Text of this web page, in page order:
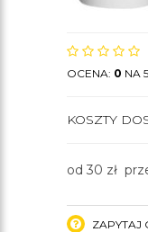
OCENA: 0 NA
KOSZTY
od 30 zł
ZAPYTAJ